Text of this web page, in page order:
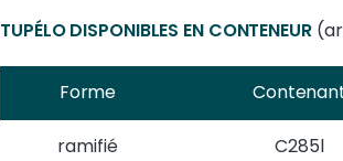
TUPÉLO DISPONIBLES EN CONTENEUR
Forme
ramifié C285l